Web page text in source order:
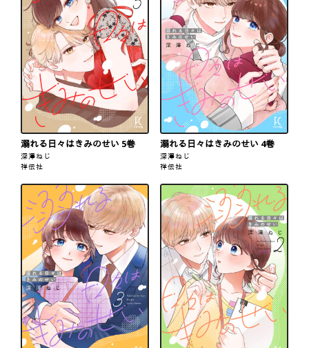
溺れる日々はきみのせい 5巻
深澤ねじ
祥伝社
溺れる日々はきみのせい 4巻
深澤ねじ
祥伝社